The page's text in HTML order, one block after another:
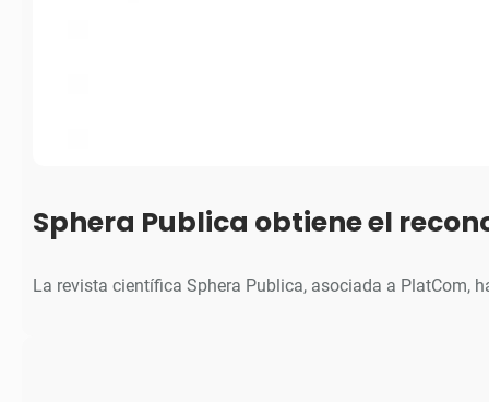
Sphera Publica obtiene el
La revista científica Sphera Publica, asociada a PlatCom,